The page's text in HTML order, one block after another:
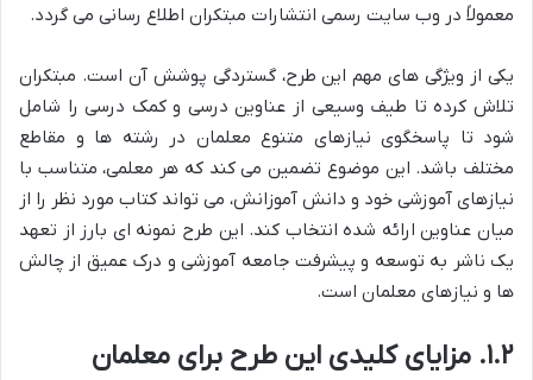
معمولاً در وب سایت رسمی انتشارات مبتکران اطلاع رسانی می گردد.
یکی از ویژگی های مهم این طرح، گستردگی پوشش آن است. مبتکران
تلاش کرده تا طیف وسیعی از عناوین درسی و کمک درسی را شامل
شود تا پاسخگوی نیازهای متنوع معلمان در رشته ها و مقاطع
مختلف باشد. این موضوع تضمین می کند که هر معلمی، متناسب با
نیازهای آموزشی خود و دانش آموزانش، می تواند کتاب مورد نظر را از
میان عناوین ارائه شده انتخاب کند. این طرح نمونه ای بارز از تعهد
یک ناشر به توسعه و پیشرفت جامعه آموزشی و درک عمیق از چالش
ها و نیازهای معلمان است.
۱.۲. مزایای کلیدی این طرح برای معلمان